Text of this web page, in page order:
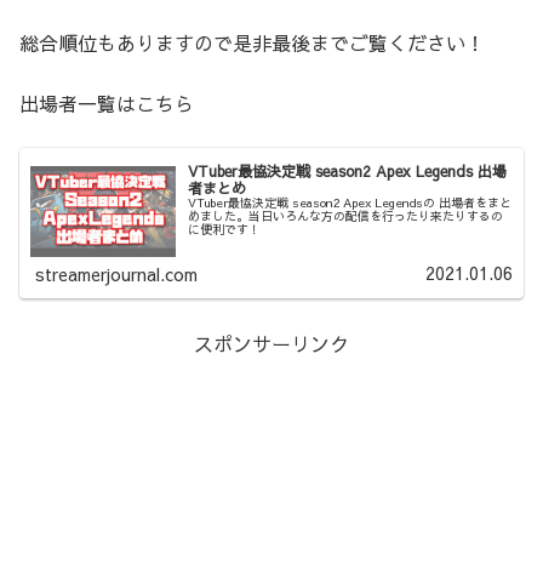
総合順位もありますので是非最後までご覧ください！
出場者一覧はこちら
VTuber最協決定戦 season2 Apex Legends 出場
者まとめ
VTuber最協決定戦 season2 Apex Legendsの 出場者をまと
めました。当日いろんな方の配信を行ったり来たりするの
に便利です！
streamerjournal.com 2021.01.06
スポンサーリンク